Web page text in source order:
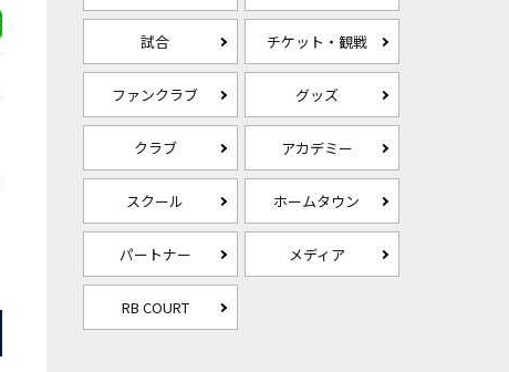
試合 チケット・観戦
ファンクラブ グッズ
クラブ アカデミー
スクール ホームタウン
パートナー メディア
RB COURT